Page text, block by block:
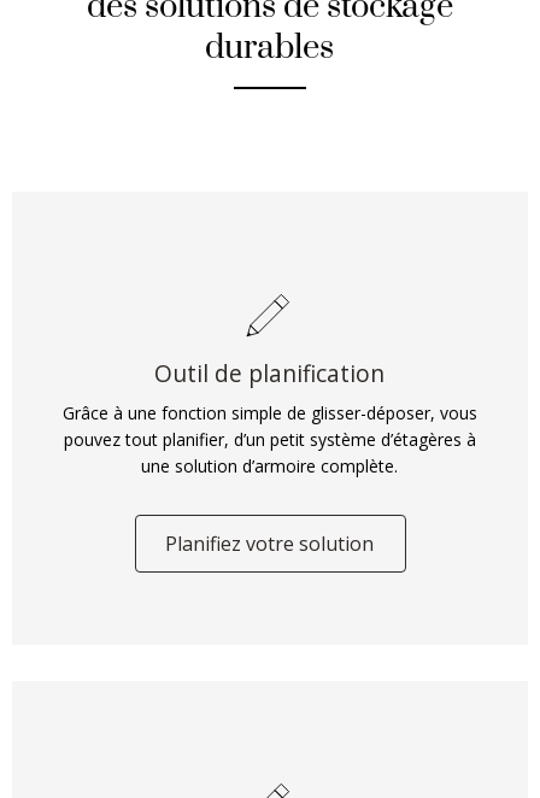
durables
Outil de planification
Grâce à une fonction simple de glisser-déposer, vous
pouvez tout planifier, d’un petit système d’étagères à
une solution d’armoire complète.
Planifiez votre solution